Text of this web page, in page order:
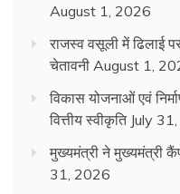
August 1, 2026
राजस्व वसूली में ढिलाई
चेतावनी August 1,
विकास योजनाओं एवं
वित्तीय स्वीकृति July
मुख्यमंत्री ने मुख्यमंत्री
31, 2026